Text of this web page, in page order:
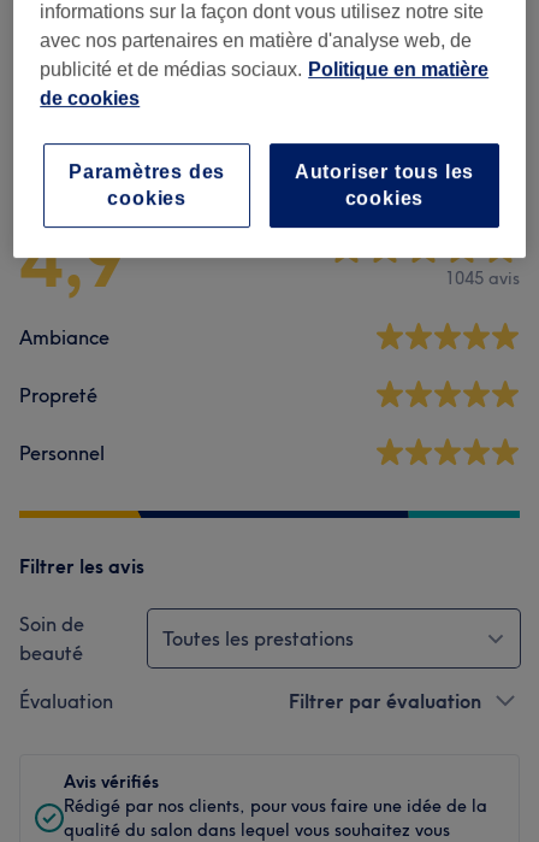
Maquillage Permanent Et Semi-
permanent (3)
à partir de 50 €
Avis sur l'établissement
4,9 1045 avis
Ambiance
Propreté
Personnel
Filtrer les avis
Soin de
beauté
Toutes les prestations
Évaluation Filtrer par évaluation
Avis vérifiés
Rédigé par nos clients, pour vous faire une idée de la
qualité du salon dans lequel vous souhaitez vous
informations sur la façon dont vous utilisez notre site
avec nos partenaires en matière d'analyse web, de
publicité et de médias sociaux. Politique en matière
de cookies
Autoriser tous les
cookies
Paramètres des
cookies